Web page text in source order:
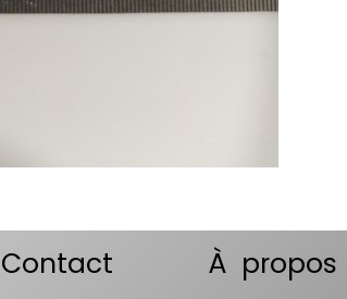
Contact À propos